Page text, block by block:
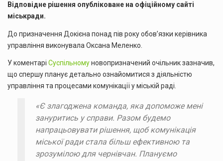
Відповідне рішення опубліковане на офіційному сайті
міськради.
До призначення Докієна понад пів року обов’язки керівника
управління виконувала Оксана Меленко.
У коментарі Суспільномуновопризначений очільник зазначив,
що спершу планує детально ознайомитися з діяльністю
управління та процесами комунікації у міській раді.
«Є злагоджена команда, яка допоможе мені
зануритись у справи. Разом будемо
напрацьовувати рішення, щоб комунікація
міської ради стала більш ефективною та
зрозумілою для чернівчан. Плануємо